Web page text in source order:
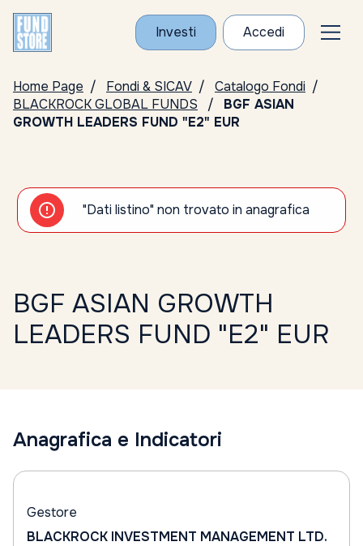
Investi Accedi
Home Page Fondi & SICAV
Catalogo Fondi
BLACKROCK GLOBAL FUNDS
BGF ASIAN
GROWTH LEADERS FUND "E2" EUR
"Dati listino" non trovato in anagrafica
BGF ASIAN GROWTH
LEADERS FUND "E2" EUR
Anagrafica e Indicatori
Gestore
BLACKROCK INVESTMENT MANAGEMENT LTD.